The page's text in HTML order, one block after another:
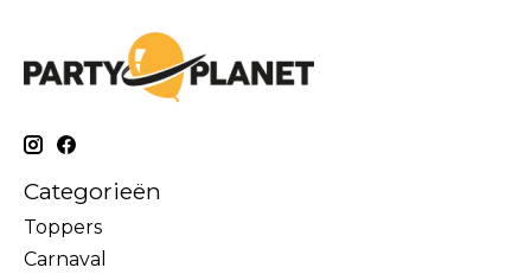
Categorieën
Toppers
Carnaval